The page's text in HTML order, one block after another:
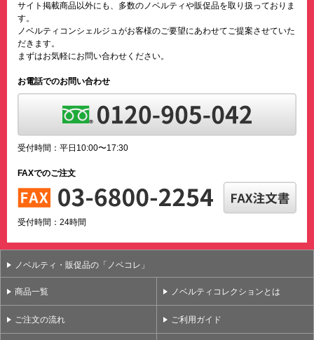
サイト掲載商品以外にも、多数のノベルティや販促品を取り扱っておりま
す。
ノベルティコンシェルジュがお客様のご要望にあわせてご提案させていた
だきます。
まずはお気軽にお問い合わせください。
お電話でのお問い合わせ
受付時間：平日10:00〜17:30
FAXでのご注文
受付時間：24時間
ノベルティ・販促品の「ノベコレ」
商品一覧 ノベルティコレクションとは
ご注文の流れ ご利用ガイド